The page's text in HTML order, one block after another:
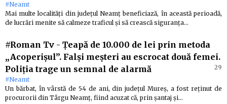
#Neamt
Mai multe localități din județul Neamț beneficiază, în această perioadă,
de lucrări menite să calmeze traficul și să crească siguranța…
#Roman Tv - Țeapă de 10.000 de lei prin metoda
„Acoperișul”. Falși meșteri au escrocat două femei.
Poliția trage un semnal de alarmă
29
#Neamt
Un bărbat, în vârstă de 54 de ani, din județul Mureș, a fost reținut de
procurorii din Târgu Neamț, fiind acuzat că, prin șantaj și…